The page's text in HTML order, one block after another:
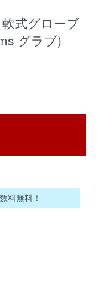
軟式グローブ
グラブ)
料無料！